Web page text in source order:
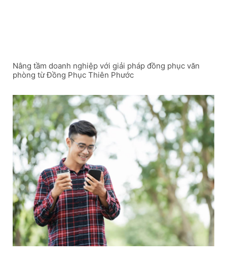
Nâng tầm doanh nghiệp với giải pháp đồng phục văn
phòng từ Đồng Phục Thiên Phước